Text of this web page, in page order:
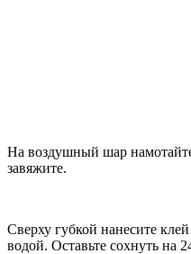
На воздушный шар
завяжите.
Сверху губкой нанесите
водой. Оставьте сохнуть на